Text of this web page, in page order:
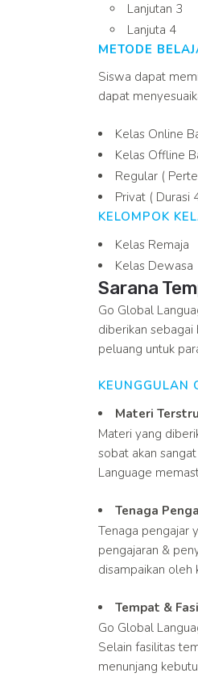
Lanjutan 3
Lanjuta 4
METODE
Siswa dapat
dapat
Kelas Online
Kelas Offline
Regular (
Privat ( Durasi
KELOMPOK
Kelas Remaja
Kelas Dewasa
Sarana
Go Global
diberikan
peluang untuk
KEUNGGULAN
Materi
Materi yang
sobat akan
Language
Tenaga
Tenaga pengajar
pengajaran &
disampaikan oleh
Tempat &
Go Global
Selain fasilitas
menunjang